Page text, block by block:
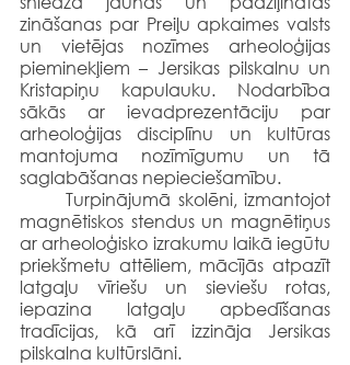
zināšanas par Preiļu apkaimes valsts
un vietējas nozīmes arheoloģijas
pieminekļiem – Jersikas pilskalnu un
Kristapiņu kapulauku. Nodarbība
sākās ar ievadprezentāciju par
arheoloģijas disciplīnu un kultūras
mantojuma nozīmīgumu un tā
saglabāšanas nepieciešamību.
	Turpinājumā skolēni, izmantojot
magnētiskos stendus un magnētiņus
ar arheoloģisko izrakumu laikā iegūtu
priekšmetu attēliem, mācījās atpazīt
latgaļu vīriešu un sieviešu rotas,
iepazina latgaļu apbedīšanas
tradīcijas, kā arī izzināja Jersikas
pilskalna kultūrslāni.